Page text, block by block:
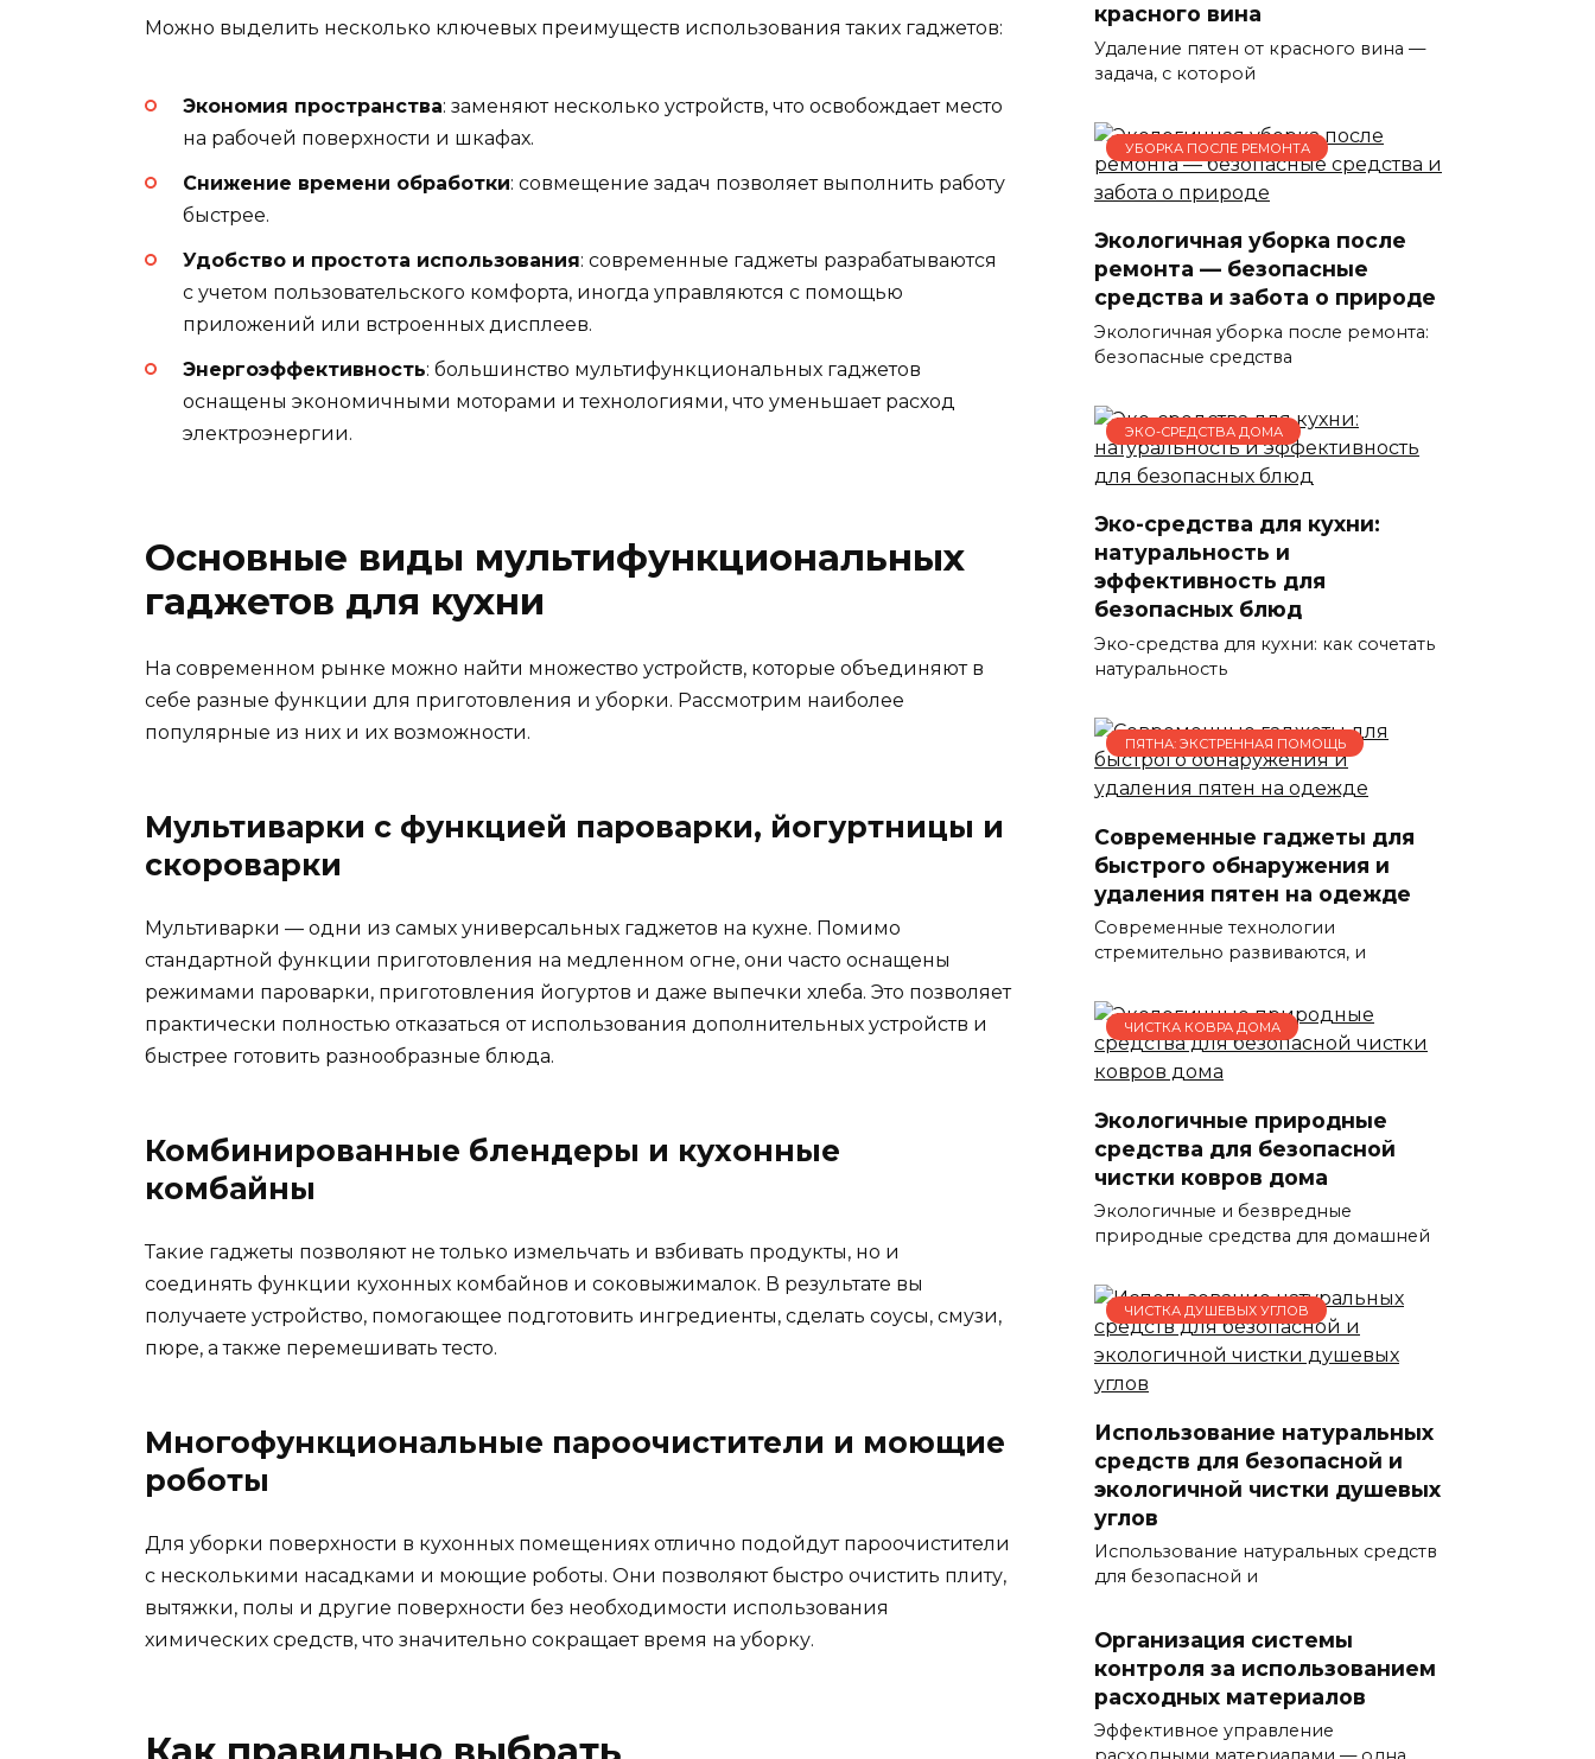
Можно выделить несколько ключевых преимуществ использования таких гаджетов:
Экономия пространства: заменяют несколько устройств, что освобождает место
на рабочей поверхности и шкафах.
Снижение времени обработки: совмещение задач позволяет выполнить работу
быстрее.
Удобство и простота использования: современные гаджеты разрабатываются
с учетом пользовательского комфорта, иногда управляются с помощью
приложений или встроенных дисплеев.
Энергоэффективность: большинство мультифункциональных гаджетов
оснащены экономичными моторами и технологиями, что уменьшает расход
электроэнергии.
Основные виды мультифункциональных
гаджетов для кухни
На современном рынке можно найти множество устройств, которые объединяют в
себе разные функции для приготовления и уборки. Рассмотрим наиболее
популярные из них и их возможности.
Мультиварки с функцией пароварки, йогуртницы и
скороварки
Мультиварки — одни из самых универсальных гаджетов на кухне. Помимо
стандартной функции приготовления на медленном огне, они часто оснащены
режимами пароварки, приготовления йогуртов и даже выпечки хлеба. Это позволяет
практически полностью отказаться от использования дополнительных устройств и
быстрее готовить разнообразные блюда.
Комбинированные блендеры и кухонные
комбайны
Такие гаджеты позволяют не только измельчать и взбивать продукты, но и
соединять функции кухонных комбайнов и соковыжималок. В результате вы
получаете устройство, помогающее подготовить ингредиенты, сделать соусы, смузи,
пюре, а также перемешивать тесто.
Многофункциональные пароочистители и моющие
роботы
Для уборки поверхности в кухонных помещениях отлично подойдут пароочистители
с несколькими насадками и моющие роботы. Они позволяют быстро очистить плиту,
вытяжки, полы и другие поверхности без необходимости использования
химических средств, что значительно сокращает время на уборку.
красного вина
Удаление пятен от красного вина —
задача, с которой
УБОРКА ПОСЛЕ РЕМОНТА
Экологичная уборка после
ремонта — безопасные
средства и забота о природе
Экологичная уборка после ремонта:
безопасные средства
ЭКО-СРЕДСТВА ДОМА
Эко-средства для кухни:
натуральность и
эффективность для
безопасных блюд
Эко-средства для кухни: как сочетать
натуральность
ПЯТНА: ЭКСТРЕННАЯ ПОМОЩЬ
Современные гаджеты для
быстрого обнаружения и
удаления пятен на одежде
Современные технологии
стремительно развиваются, и
ЧИСТКА КОВРА ДОМА
Экологичные природные
средства для безопасной
чистки ковров дома
Экологичные и безвредные
природные средства для домашней
ЧИСТКА ДУШЕВЫХ УГЛОВ
Использование натуральных
средств для безопасной и
экологичной чистки душевых
углов
Использование натуральных средств
для безопасной и
Организация системы
контроля за использованием
расходных материалов
Эффективное управление